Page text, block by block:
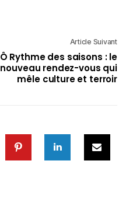
Article Suivant
Ô Rythme des saisons : le
nouveau rendez-vous qui
mêle culture et terroir